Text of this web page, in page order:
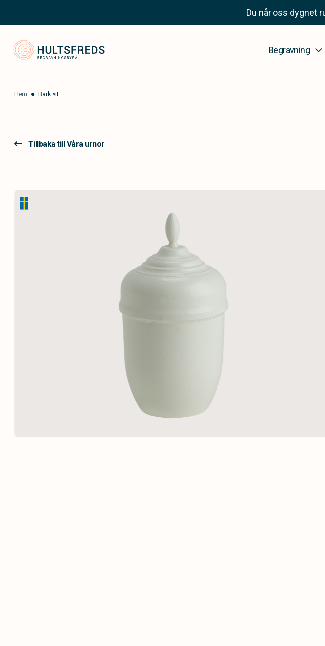
Du når oss dygnet
Begravning
Hem Bark vit
Tillbaka till Våra urnor